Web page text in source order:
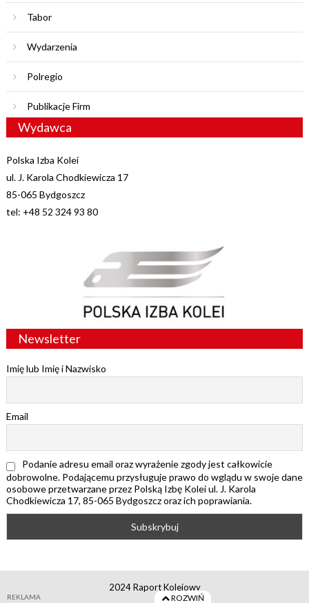
REKLAMA ROZWIŃ
Tabor
Wydarzenia
Polregio
Publikacje Firm
Wydawca
Polska Izba Kolei
ul. J. Karola Chodkiewicza 17
85-065 Bydgoszcz
tel: +48 52 324 93 80
Newsletter
Imię lub Imię i Nazwisko
Email
Podanie adresu email oraz wyrażenie zgody jest całkowicie
dobrowolne. Podającemu przysługuje prawo do wglądu w swoje dane
osobowe przetwarzane przez Polską Izbę Kolei ul. J. Karola
Chodkiewicza 17, 85-065 Bydgoszcz oraz ich poprawiania.
2024 Raport Kolejowy